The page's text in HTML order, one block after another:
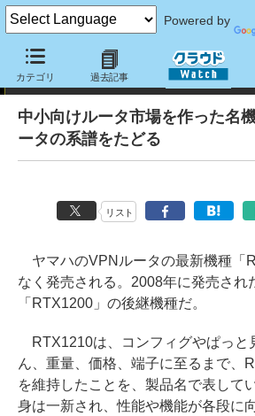
Powered by
カテゴリ 過去記事
ヤマハ ネットワーク製品の「継承」
中小向けルータ市場を作った名
ータの系譜をたどる
リスト
ヤマハのVPNルータの最新機種「
なく発売される。2008年に発売され
「RTX1200」の後継機種だ。
RTX1210は、コンフィグやぱっと
ん、重量、価格、端子に至るまで、
を維持したことを、製品名で表して
身は一新され、性能や機能が各段に